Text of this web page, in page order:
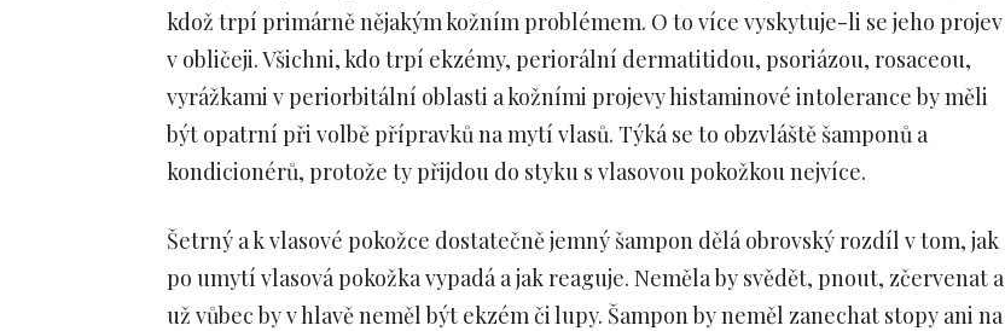
kdož trpí primárně nějakým kožním problémem. O to více vyskytuje-li se jeho projev
v obličeji. Všichni, kdo trpí ekzémy, periorální dermatitidou, psoriázou, rosaceou,
vyrážkami v periorbitální oblasti a kožními projevy histaminové intolerance by měli
být opatrní při volbě přípravků na mytí vlasů. Týká se to obzvláště šamponů a
kondicionérů, protože ty přijdou do styku s vlasovou pokožkou nejvíce.
Šetrný a k vlasové pokožce dostatečně jemný šampon dělá obrovský rozdíl v tom, jak
po umytí vlasová pokožka vypadá a jak reaguje. Neměla by svědět, pnout, zčervenat a
už vůbec by v hlavě neměl být ekzém či lupy. Šampon by neměl zanechat stopy ani na